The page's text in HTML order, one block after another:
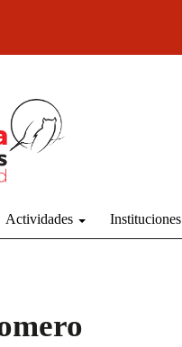
Actividades Instituciones